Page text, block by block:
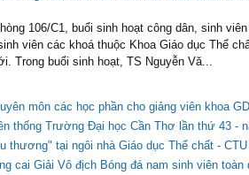
Sinh viên ngành GDTC hội
sinh viên đang học tập tại Trường Đại
Thể chất kết hợp với Khoa Khoa học Chính
từ ngày 11/01/2025 đến ngày 14/01/2...
năm học 2024-2025
Giáo dục Thể chất đã tổ chức Hội nghị
nhằm đánh giá, tổng kết những kết quả đạt